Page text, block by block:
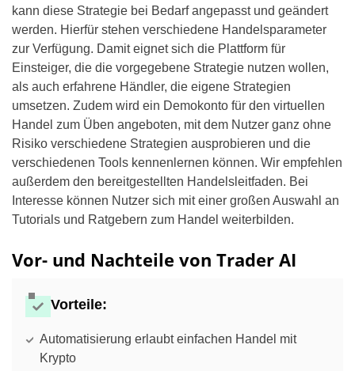
kann diese Strategie bei Bedarf angepasst und geändert
werden. Hierfür stehen verschiedene Handelsparameter
zur Verfügung. Damit eignet sich die Plattform für
Einsteiger, die die vorgegebene Strategie nutzen wollen,
als auch erfahrene Händler, die eigene Strategien
umsetzen. Zudem wird ein Demokonto für den virtuellen
Handel zum Üben angeboten, mit dem Nutzer ganz ohne
Risiko verschiedene Strategien ausprobieren und die
verschiedenen Tools kennenlernen können. Wir empfehlen
außerdem den bereitgestellten Handelsleitfaden. Bei
Interesse können Nutzer sich mit einer großen Auswahl an
Tutorials und Ratgebern zum Handel weiterbilden.
Vor- und Nachteile von Trader AI
Vorteile:
Automatisierung erlaubt einfachen Handel mit
Krypto